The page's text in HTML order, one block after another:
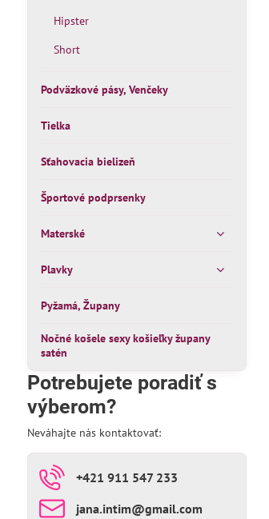
Hipster
Short
Podväzkové pásy, Venčeky
Tielka
Sťahovacia bielizeň
Športové podprsenky
Materské
Plavky
Pyžamá, Župany
Nočné košele sexy košieľky župany
satén
Potrebujete poradiť s
výberom?
Neváhajte nás kontaktovať:
+421 911 547 233
jana​.intim​@gmail​.com